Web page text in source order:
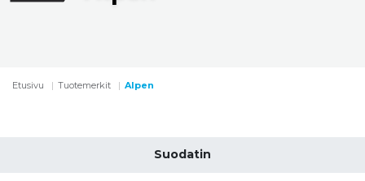
Etusivu Tuotemerkit Alpen
Suodatin